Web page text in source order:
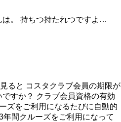
は。 持ちつ持たれつですよ…
ると コスタクラブ会員の期限が
すか？ クラブ会員資格の有効
ズをご利用になるたびに自動的
間クルーズをご利用になって